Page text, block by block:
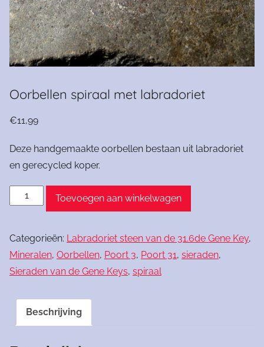
Oorbellen spiraal met labradoriet
€11,99
Deze handgemaakte oorbellen bestaan uit labradoriet
en gerecycled koper.
Oorbellen
labradoriet
aantal
Toevoegen aan winkelwagen
Categorieën: Labradoriet steen van de 31.6de Gene Key,
Mineralen, Oorbellen, Poort 3, Poort 31, sieraden,
Sieraden van de Gene Keys, spiraal
Beschrijving